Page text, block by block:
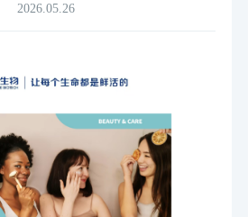
2026.05.26